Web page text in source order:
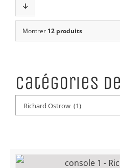
Montrer 12 produits
Catégories
Richard Ostrow (1)